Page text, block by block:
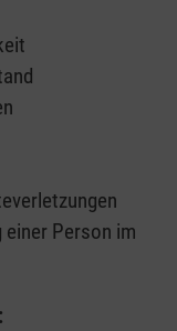
Person im